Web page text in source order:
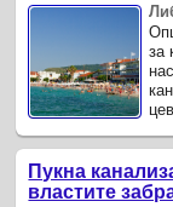
за
Пукна
властите